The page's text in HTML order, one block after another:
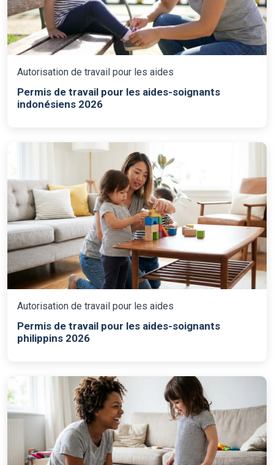
Autorisation de travail pour les aides
Permis de travail pour les aides-soignants
indonésiens 2026
Autorisation de travail pour les aides
Permis de travail pour les aides-soignants
philippins 2026